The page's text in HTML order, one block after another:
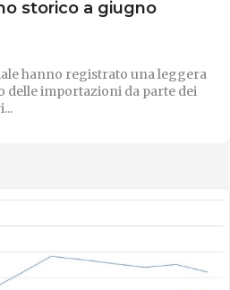
storico a giugno
hanno registrato una leggera
delle importazioni da parte dei